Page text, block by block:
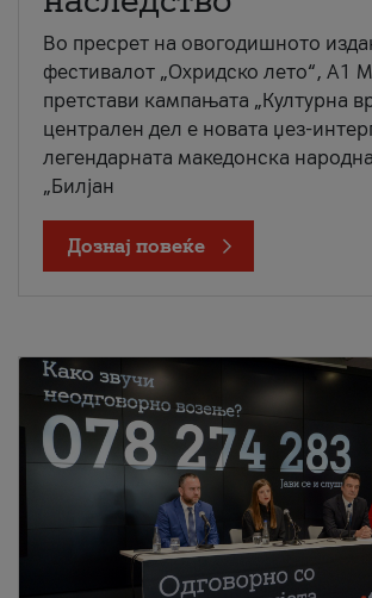
Во пресрет на овогодишното
фестивалот „Охридско лето“, А1
претстави кампањата „Културна
централен дел е новата џез-
легендарната македонска
„Билјан
Дознај повеќе